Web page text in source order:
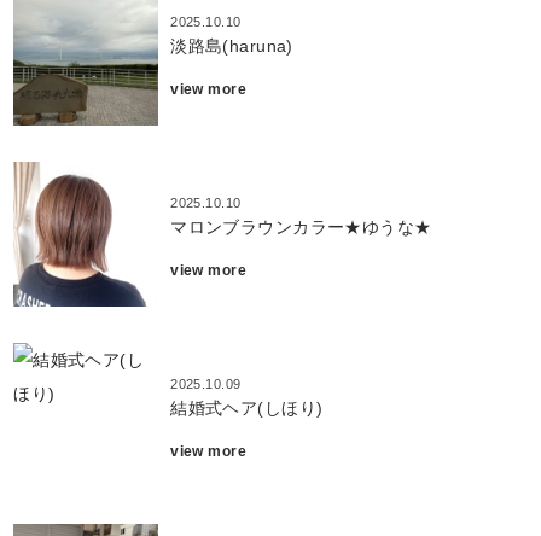
2025.10.10
淡路島(haruna)
view more
2025.10.10
マロンブラウンカラー★ゆうな★
view more
2025.10.09
結婚式ヘア(しほり)
view more